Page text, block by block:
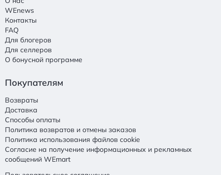
WEnews
Контакты
FAQ
Для блогеров
Для селлеров
О бонусной программе
Покупателям
Возвраты
Доставка
Способы оплаты
Политика возвратов и отмены заказов
Политика использования файлов cookie
Согласие на получение информационных и рекламных
сообщений WEmart